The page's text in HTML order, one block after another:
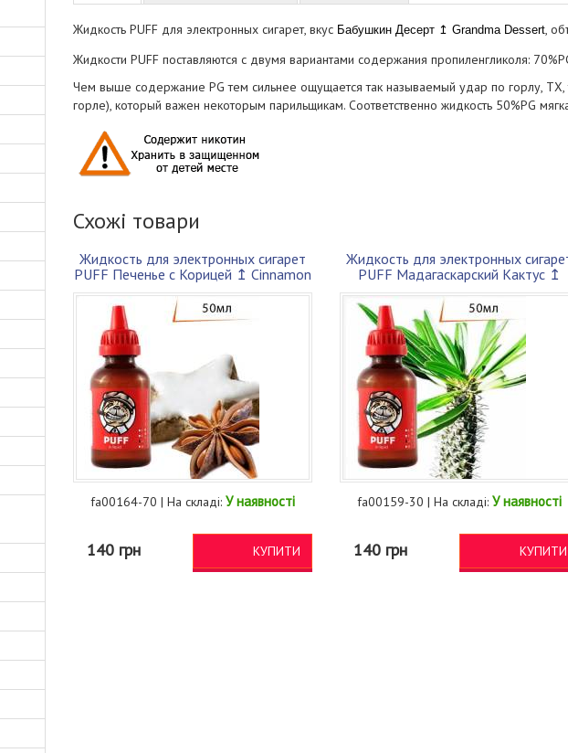
Жидкость PUFF для электронных сигарет, вкус Бабушкин Десерт ↥ Grandma Dessert,
Жидкости PUFF поставляются с двумя вариантами содержания пропиленгликоля:
Чем выше содержание PG тем сильнее ощущается так называемый удар по горлу,
горле), который важен некоторым парильщикам. Соответственно жидкость 50%PG
Схожі товари
Жидкость для электронных сигарет
PUFF Печенье с Корицей ↥ Cinnamon
Cak...
fa00164-70 | На складі: У наявності
140 грн КУПИТИ
Жидкость для электронных
PUFF Мадагаскарский Кактус ↥
Madagasc...
fa00159-30 | На складі:У наявності
140 грн КУПИТИ